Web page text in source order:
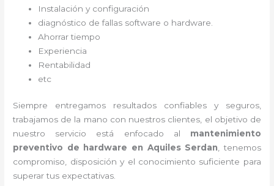
Instalación y configuración
diagnóstico de fallas software o hardware
Ahorrar tiempo
Experiencia
Rentabilidad
etc
Siempre entregamos resultados confiables y seguros,
trabajamos de la mano con nuestros clientes, el objetivo de
nuestro servicio está enfocado al mantenimiento
preventivo de hardware en Aquiles Serdan , tenemos
compromiso, disposición y el conocimiento suficiente para
superar tus expectativas.